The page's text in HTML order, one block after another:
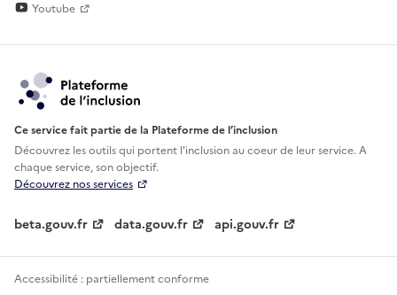
Youtube
Ce service fait partie de la Plateforme de l’inclusion
Découvrez les outils qui portent l'inclusion aucoeur de leur service. A
chaque service, son objectif.
Découvrez nos services
beta.gouv.fr data.gouv.fr api.gouv.fr
Accessibilité : partiellement conforme